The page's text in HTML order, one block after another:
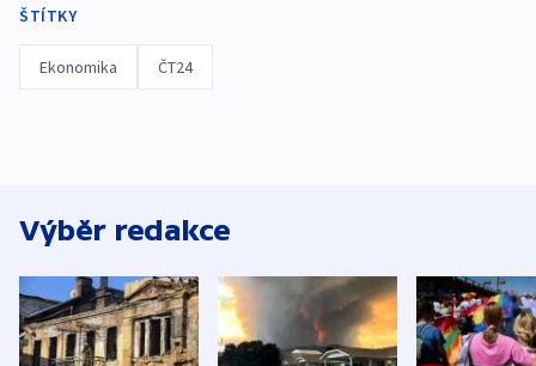
ŠTÍTKY
Ekonomika ČT24
Výběr redakce